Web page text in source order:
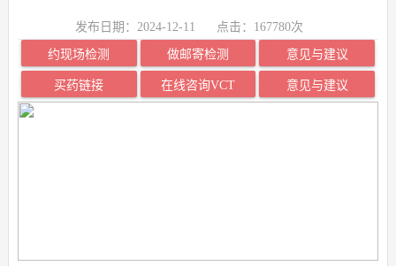
发布日期：2024-12-11 点击： 167780次
约现场检测 做邮寄检测 意见与建议
买药链接 在线咨询VCT 意见与建议